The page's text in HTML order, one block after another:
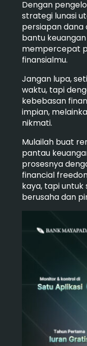
Dengan
strategi lunasi
persiapan dana
bantu
mempercepat
finansialmu.
Jangan lupa,
waktu, tapi
kebebasan
impian,
nikmati.
Mulailah buat
pantau
prosesnya
financial
kaya, tapi untuk
berusaha dan